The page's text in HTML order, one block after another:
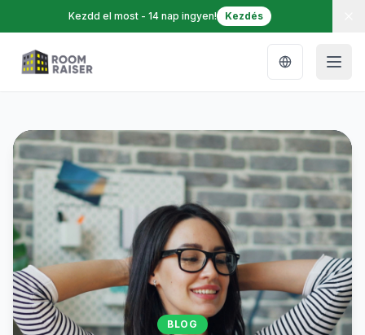
Kezdd el most - 14 nap ingyen! Kezdés
BLOG